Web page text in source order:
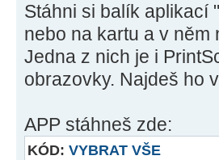
Stáhni si balík aplikací
nebo na kartu a v
Jedna z nich je i
obrazovky. Najdeš ho
APP stáhneš zde:
KÓD: VYBRAT VŠE